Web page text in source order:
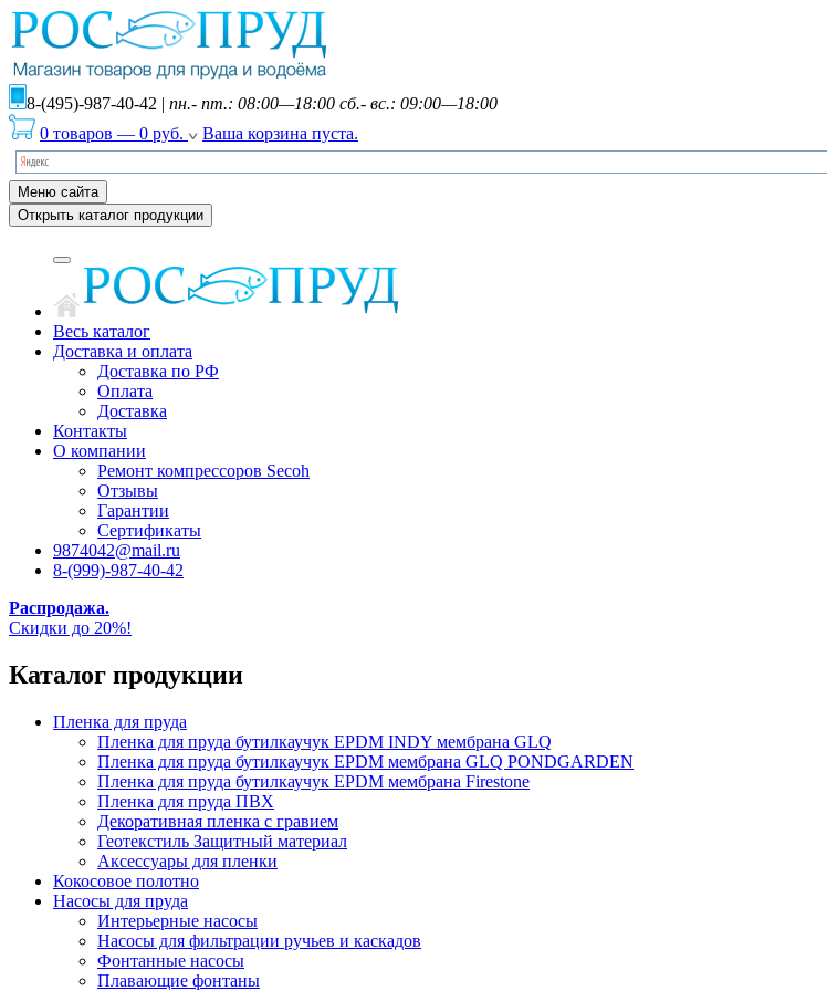
8-(495)-987-40-42 | пн.- пт.: 08:00—18:00 сб.- вс.: 09:00—18:00
0 товаров — 0 руб. Ваша корзина пуста.
Меню сайта
Открыть каталог продукции
Весь каталог
Доставка и оплата
Доставка по РФ
Оплата
Доставка
Контакты
О компании
Ремонт компрессоров Secoh
Отзывы
Гарантии
Сертификаты
9874042@mail.ru
8-(999)-987-40-42
Распродажа.
Скидки до 20%!
Каталог продукции
Пленка для пруда
Пленка для пруда бутилкаучук EPDM INDY мембрана GLQ
Пленка для пруда бутилкаучук EPDM мембрана GLQ PONDGARDEN
Пленка для пруда бутилкаучук EPDM мембрана Firestone
Пленка для пруда ПВХ
Декоративная пленка с гравием
Геотекстиль Защитный материал
Аксессуары для пленки
Кокосовое полотно
Насосы для пруда
Интерьерные насосы
Насосы для фильтрации ручьев и каскадов
Фонтанные насосы
Плавающие фонтаны